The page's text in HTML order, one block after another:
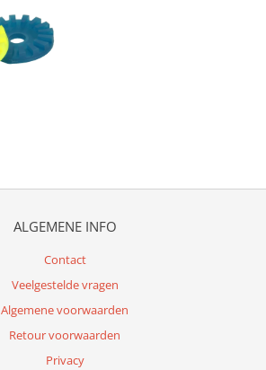
ALGEMENE INFO
Contact
Veelgestelde vragen
Algemene voorwaarden
Retour voorwaarden
Privacy